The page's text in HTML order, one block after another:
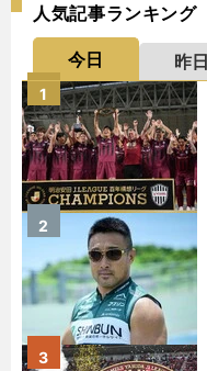
人気記事ランキング
今日 昨日
1
2
3